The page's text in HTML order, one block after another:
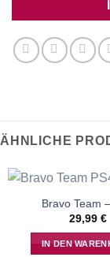
ÄHNLICHE
Bravo Team
29,99 €
IN DEN